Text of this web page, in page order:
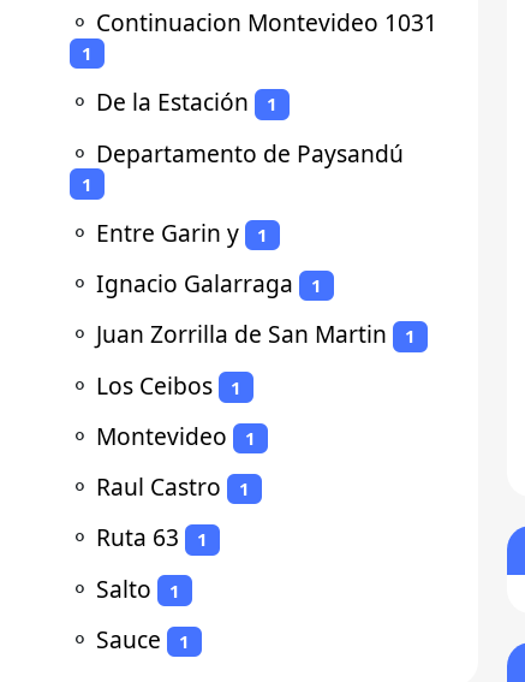
⚬ Continuacion Montevideo 1031
1
⚬ De la Estación 1
⚬ Departamento de Paysandú
1
⚬ Entre Garin y 1
⚬ Ignacio Galarraga 1
⚬ Juan Zorrilla de San Martin 1
⚬ Los Ceibos 1
⚬ Montevideo 1
⚬ Raul Castro 1
⚬ Ruta 63 1
⚬ Salto 1
⚬ Sauce 1